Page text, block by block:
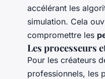
accélérant les
simulation. Cela
compromettre les
Les processeurs
Pour les créateurs
professionnels, les